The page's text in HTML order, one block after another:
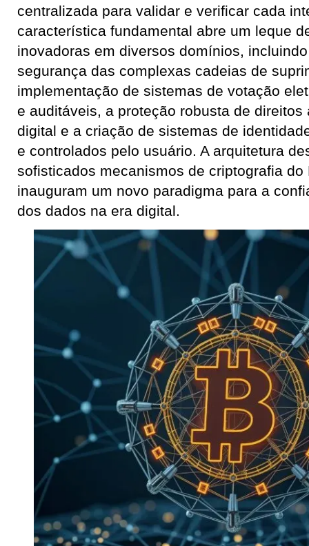
centralizada para validar e verificar cada
característica fundamental abre um leque
inovadoras em diversos domínios,
segurança das complexas cadeias de
implementação de sistemas de votação
e auditáveis, a proteção robusta de direitos
digital e a criação de sistemas de
e controlados pelo usuário. A arquitetura
sofisticados mecanismos de criptografia do
inauguram um novo paradigma para a
dos dados na era digital.